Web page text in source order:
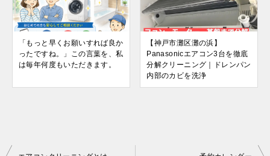
「もっと早くお願いすれば良か
ったですね。」この言葉を、私
は毎年何度もいただきます。
【神戸市灘区灘の浜】
Panasonicエアコン3台を徹底
分解クリーニング｜ドレンパン
内部のカビを洗浄